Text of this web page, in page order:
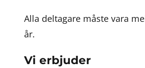
Alla deltagare måste vara
år.
Vi erbjuder